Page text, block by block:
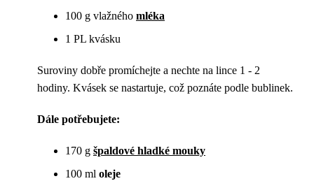
100 g vlažného mléka
1 PL kvásku
Suroviny dobře promíchejte a nechte na lince 1 - 2
hodiny. Kvásek se nastartuje, což poznáte podle bublinek.
Dále potřebujete:
170 g špaldové hladké mouky
100 ml oleje